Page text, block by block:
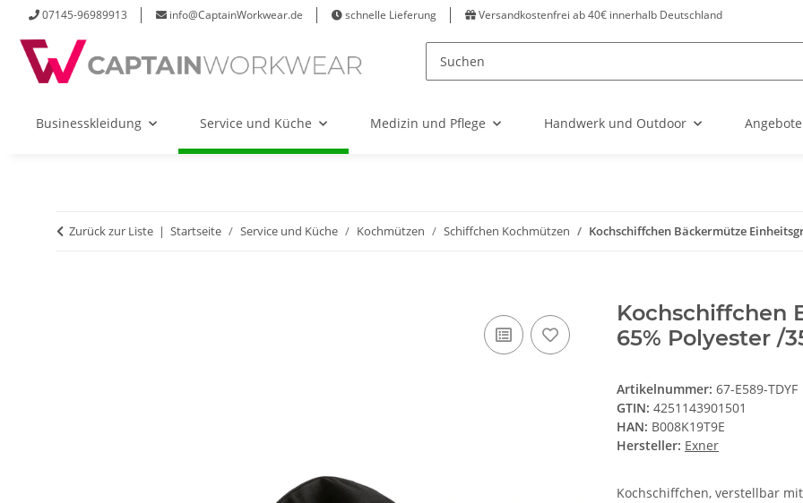
07145-96989913 info@CaptainWorkwear.de schnelle Lieferung Versandkostenfrei ab 40€ innerhalb Deutschland
Businesskleidung Service und Küche Medizin und Pflege Handwerk und Outdoor Angebote
Zurück zur Liste Startseite Service und Küche Kochmützen Schiffchen Kochmützen Kochschiffchen Bäckermütze
Kochschiffchen
65% Polyester /
Artikelnummer: 67-E589-TDYF
GTIN: 4251143901501
HAN: B008K19T9E
Hersteller: Exner
Kochschiffchen, verstellbar